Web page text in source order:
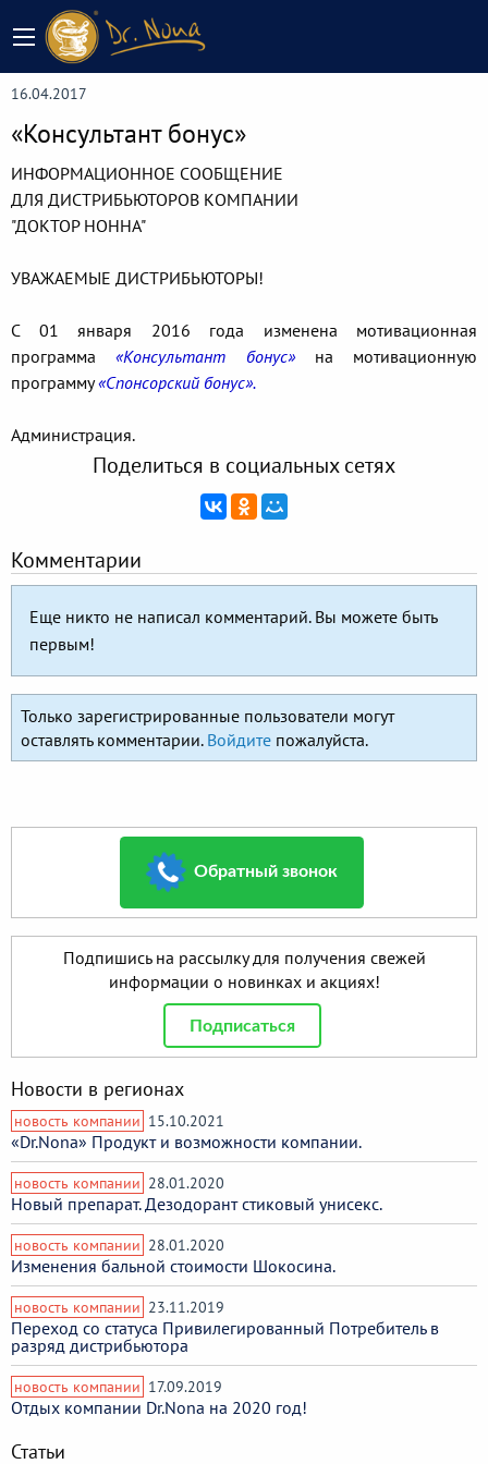
16.04.2017
«Консультант бонус»
ИНФОРМАЦИОННОЕ СООБЩЕНИЕ
ДЛЯ ДИСТРИБЬЮТОРОВ КОМПАНИИ
"ДОКТОР НОННА"
УВАЖАЕМЫЕ ДИСТРИБЬЮТОРЫ!
C 01 января 2016 года изменена мотивационная
программа«Консультант бонус»на мотивационную
программу«Спонсорский бонус».
Администрация.
Поделиться в социальных сетях
Комментарии
Еще никто не написал комментарий. Вы можете быть
первым!
Только зарегистрированные пользователи могут
оставлять комментарии. Войдите пожалуйста.
Обратный звонок
Подпишись на рассылку для получения свежей
информации о новинках и акциях!
Подписаться
Новости в регионах
новость компании 15.10.2021
«Dr.Nona» Продукт и возможности компании.
новость компании 28.01.2020
Новый препарат. Дезодорант стиковый унисекс.
новость компании 28.01.2020
Изменения бальной стоимости Шокосина.
новость компании 23.11.2019
Переход со статуса Привилегированный Потребитель в
разряд дистрибьютора
новость компании 17.09.2019
Отдых компании Dr.Nona на 2020 год!
Статьи